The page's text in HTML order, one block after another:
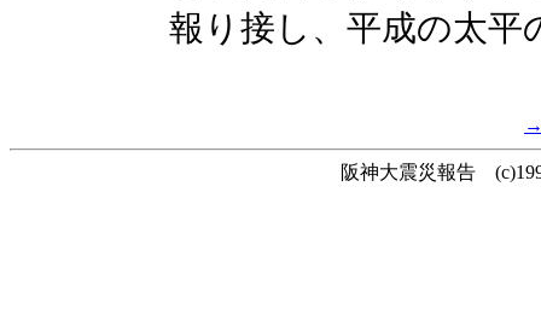
報り接し、平成の太平
阪神大震災報告